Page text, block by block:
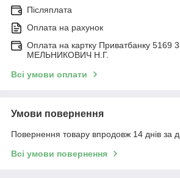
Післяплата
Оплата на рахунок
Оплата на картку Приватбанку
МЕЛЬНИКОВИЧ Н.Г.
Всі умови оплати
Умови повернення
Повернення товару впродовж 14 днів за
Всі умови повернення